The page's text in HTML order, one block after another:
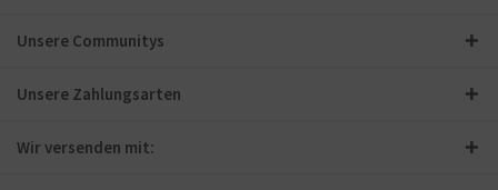
Unsere Communitys
Unsere Zahlungsarten
Wir versenden mit: